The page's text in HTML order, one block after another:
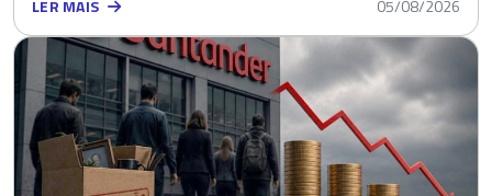
LER MAIS
05/08/2026